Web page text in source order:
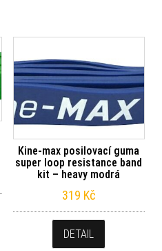
Kine-max posilovací guma
super loop resistance band
kit – heavy modrá
319 Kč
DETAIL